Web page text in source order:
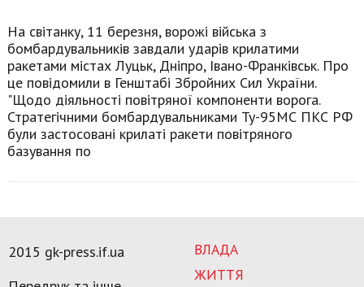
На світанку, 11 березня, ворожі війська з
бомбардувальників завдали ударів крилатими
ракетами містах Луцьк, Дніпро, Івано-Франківськ. Про
це повідомили в Генштабі Збройних Сил України.
"Щодо діяльності повітряної компоненти ворога.
Стратегічними бомбардувальниками Ту-95МС ПКС РФ
були застосовані крилаті ракети повітряного
базування по
ВЛАДА
ЖИТТЯ
2015 gk-press.if.ua